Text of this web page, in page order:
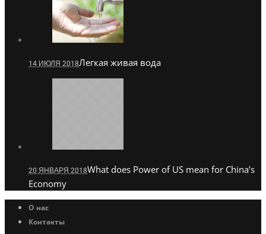
14 ИЮЛЯ 2018Легкая живая вода
20 ЯНВАРЯ 2018What does Power of US mean for China’s
Economy
О нас
Контакты